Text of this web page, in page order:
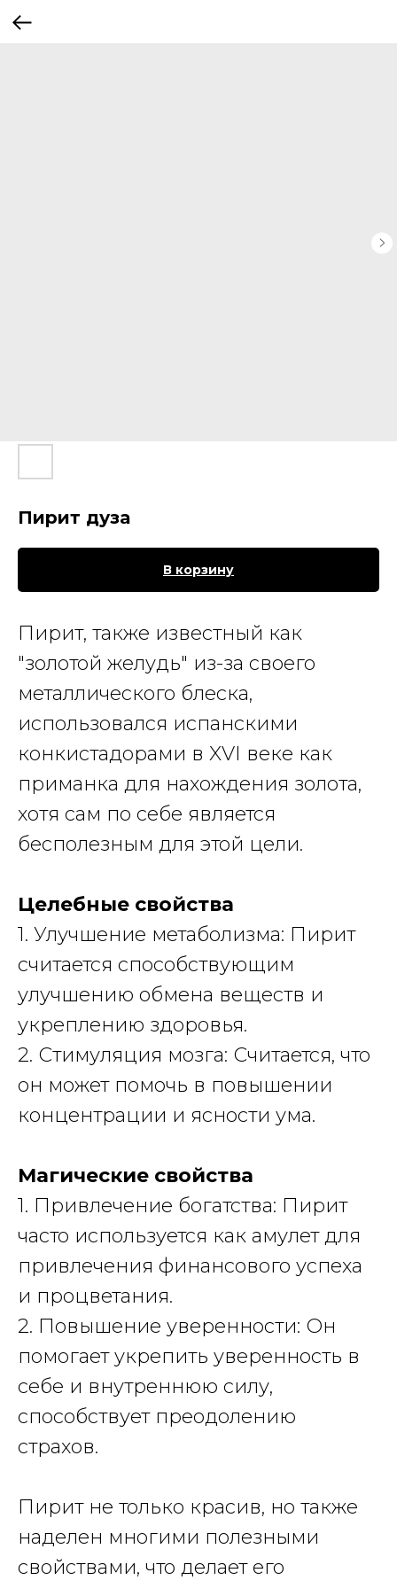
Пирит дуза
В корзину
Пирит, также известный как
"золотой желудь" из-за своего
металлического блеска,
использовался испанскими
конкистадорами в XVI веке как
приманка для нахождения золота,
хотя сам по себе является
бесполезным для этой цели.
Целебные свойства
1. Улучшение метаболизма: Пирит
считается способствующим
улучшению обмена веществ и
укреплению здоровья.
2. Стимуляция мозга: Считается, что
он может помочь в повышении
концентрации и ясности ума.
Магические свойства
1. Привлечение богатства: Пирит
часто используется как амулет для
привлечения финансового успеха
и процветания.
2. Повышение уверенности: Он
помогает укрепить уверенность в
себе и внутреннюю силу,
способствует преодолению
страхов.
Пирит не только красив, но также
наделен многими полезными
свойствами, что делает его